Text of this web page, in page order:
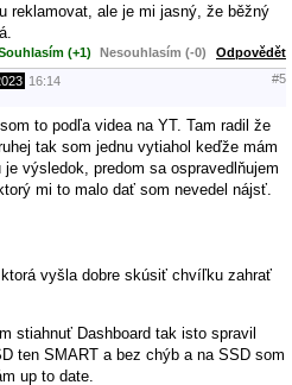
reklamovat, ale je mi jasný, že běžný
(+1) Nesouhlasím (-0) Odpovědět
16:14 #5
to podľa videa na YT. Tam radil že
tak som jednu vytiahol keďže mám
výsledok, predom sa ospravedlňujem
mi to malo dať som nevedel nájsť.
vyšla dobre skúsiť chvíľku zahrať
stiahnuť Dashboard tak isto spravil
ten SMART a bez chýb a na SSD som
up to date.